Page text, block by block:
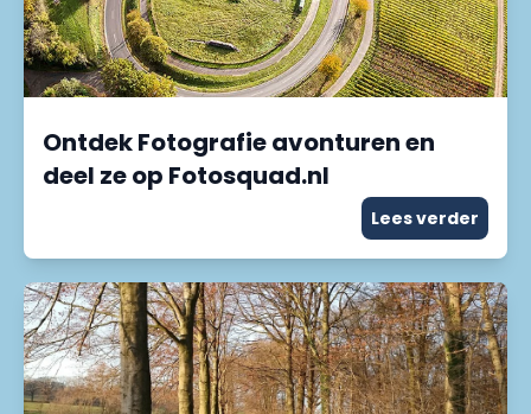
Ontdek Fotografie avonturen en
deel ze op Fotosquad.nl
Lees verder